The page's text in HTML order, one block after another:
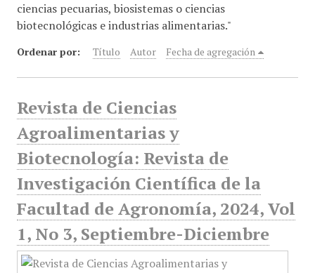
ciencias pecuarias, biosistemas o ciencias
biotecnológicas e industrias alimentarias."
Ordenar por: Título Autor Fecha de agregación
Revista de Ciencias
Agroalimentarias y
Biotecnología: Revista de
Investigación Científica de la
Facultad de Agronomía, 2024, Vol
1, No 3, Septiembre-Diciembre